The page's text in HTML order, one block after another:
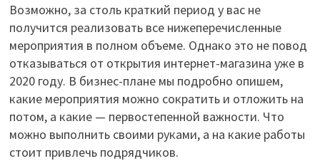
Возможно, за столь краткий период у вас не
получится реализовать все нижеперечисленные
мероприятия в полном объеме. Однако это не повод
отказываться от открытия интернет-магазина уже в
2020 году. В бизнес-плане мы подробно опишем,
какие мероприятия можно сократить и отложить на
потом, а какие — первостепенной важности. Что
можно выполнить своими руками, а на какие работы
стоит привлечь подрядчиков.